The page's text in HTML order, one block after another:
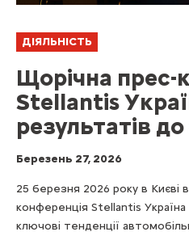
ДІЯЛЬНІСТЬ
Щорічна прес-
Stellantis
результатів до
Березень 27, 2026
25 березня 2026 року в Києві
конференція Stellantis
ключові тенденції